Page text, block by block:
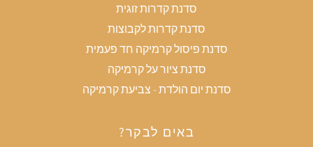
סדנת קדרות זוגית
סדנת קדרות לקבוצות
סדנת פיסול קרמיקה חד פעמית
סדנת ציור על קרמיקה
סדנת יום הולדת - צביעת קרמיקה
באים לבקר?